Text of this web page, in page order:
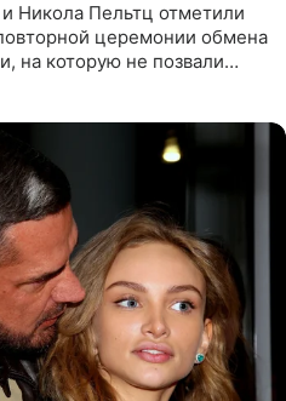
Никола Пельтц отметили
церемонии обмена
на которую не позвали